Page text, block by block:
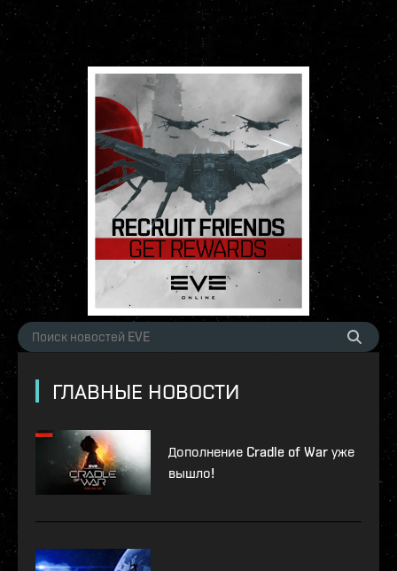
ГЛАВНЫЕ НОВОСТИ
Дополнение Cradle of War уже
вышло!